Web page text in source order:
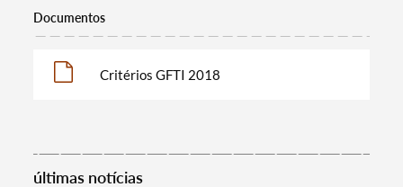
Documentos
Critérios GFTI 2018
últimas notícias